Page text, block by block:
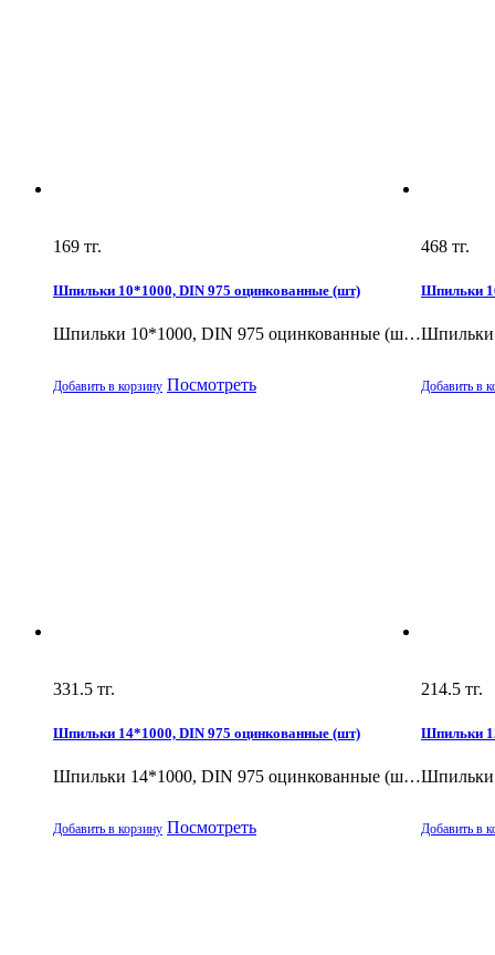
169 тг.
Шпильки 10*1000, DIN 975 оцинкованные (шт)
Шпильки 10*1000, DIN 975 оцинкованные (ш…
Добавить в корзину Посмотреть
468 тг.
Шпильки
Шпильки
Добавить в
331.5 тг.
Шпильки 14*1000, DIN 975 оцинкованные (шт)
Шпильки 14*1000, DIN 975 оцинкованные (ш…
Добавить в корзину Посмотреть
214.5 тг.
Шпильки
Шпильки
Добавить в